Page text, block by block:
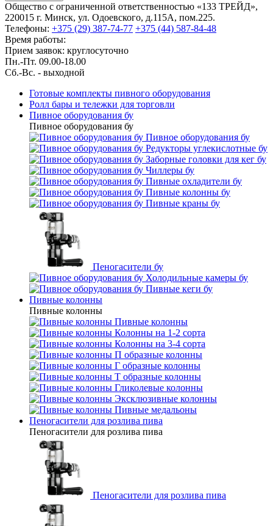
Общество с ограниченной ответственностью «133 ТРЕЙД»,
220015 г. Минск, ул. Одоевского, д.115А, пом.225.
Телефоны: +375 (29) 387-74-77 +375 (44) 587-84-48
Время работы:
Прием заявок: круглосуточно
Пн.-Пт. 09.00-18.00
Cб.-Вс. - выходной
Готовые комплекты пивного оборудования
Ролл бары и тележки для торговли
Пивное оборудования бу
Пивное оборудования бу
Пивное оборудования бу
Редукторы углекислотные бу
Заборные головки для кег бу
Чиллеры бу
Пивные охладители бу
Пивные колонны бу
Пивные краны бу
Пеногасители бу
Холодильные камеры бу
Пивные кеги бу
Пивные колонны
Пивные колонны
Пивные колонны
Колонны на 1-2 сорта
Колонны на 3-4 сорта
П образные колонны
Г образные колонны
Т образные колонны
Гликолевые колонны
Эксклюзивные колонны
Пивные медальоны
Пеногасители для розлива пива
Пеногасители для розлива пива
Пеногасители для розлива пива